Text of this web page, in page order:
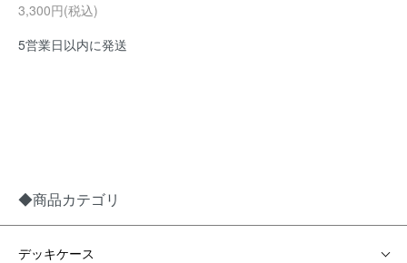
3,300円(税込)
5営業日以内に発送
◆商品カテゴリ
デッキケース